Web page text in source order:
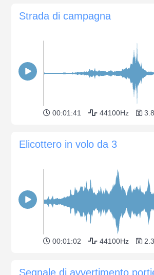
Strada di campagna
00:01:41 44100Hz
Elicottero in volo da 3
00:01:02 44100Hz
Segnale di avvertimento